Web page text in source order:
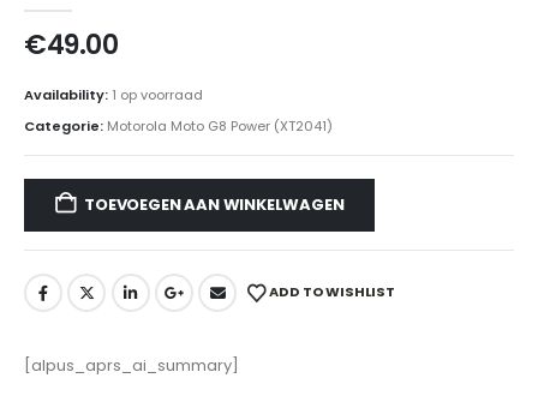
€49.00
Availability: 1 op voorraad
Categorie: Motorola Moto G8 Power (XT2041)
TOEVOEGEN AAN WINKELWAGEN
ADD TO WISHLIST
[alpus_aprs_ai_summary]